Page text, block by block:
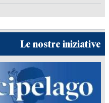
Le nostre iniziative